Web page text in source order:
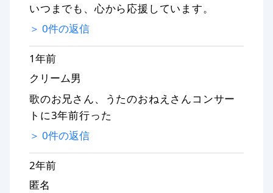
いつまでも、心から応援しています。
＞ 0件の返信
1年前
クリーム男
歌のお兄さん、うたのおねえさんコンサー
トに3年前行った
＞ 0件の返信
2年前
匿名